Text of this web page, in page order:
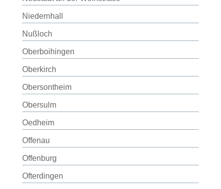
Niedernhall
Nußloch
Oberboihingen
Oberkirch
Obersontheim
Obersulm
Oedheim
Offenau
Offenburg
Ofterdingen